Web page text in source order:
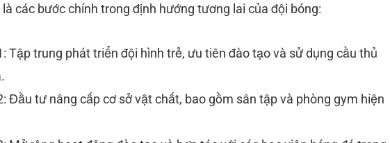
là các bước chính trong định hướng tương lai của đội bóng:
Tập trung phát triển đội hình trẻ, ưu tiên đào tạo và sử dụng cầu thủ
Đầu tư nâng cấp cơ sở vật chất, bao gồm sân tập và phòng gym hiện